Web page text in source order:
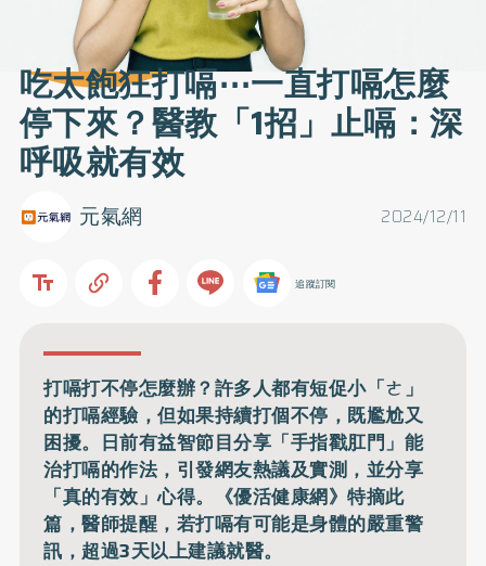
吃太飽狂打嗝⋯一直打嗝怎麼
停下來？醫教「1招」止嗝：深
呼吸就有效
2024/12/11
元氣網
追蹤訂閱
打嗝打不停怎麼辦？許多人都有短促小「ㄜ」
的打嗝經驗，但如果持續打個不停，既尷尬又
困擾。日前有益智節目分享「手指戳肛門」能
治打嗝的作法，引發網友熱議及實測，並分享
「真的有效」心得。《優活健康網》特摘此
篇，醫師提醒，若打嗝有可能是身體的嚴重警
訊，超過3天以上建議就醫。